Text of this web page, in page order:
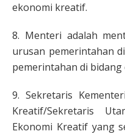
ekonomi kreatif.
8. Menteri adalah
urusan pemerintahan
pemerintahan di
9. Sekretaris
Kreatif/Sekretaris
Ekonomi Kreatif yang